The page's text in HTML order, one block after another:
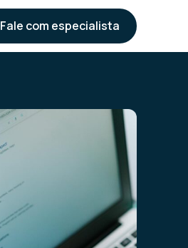
Fale com especialista